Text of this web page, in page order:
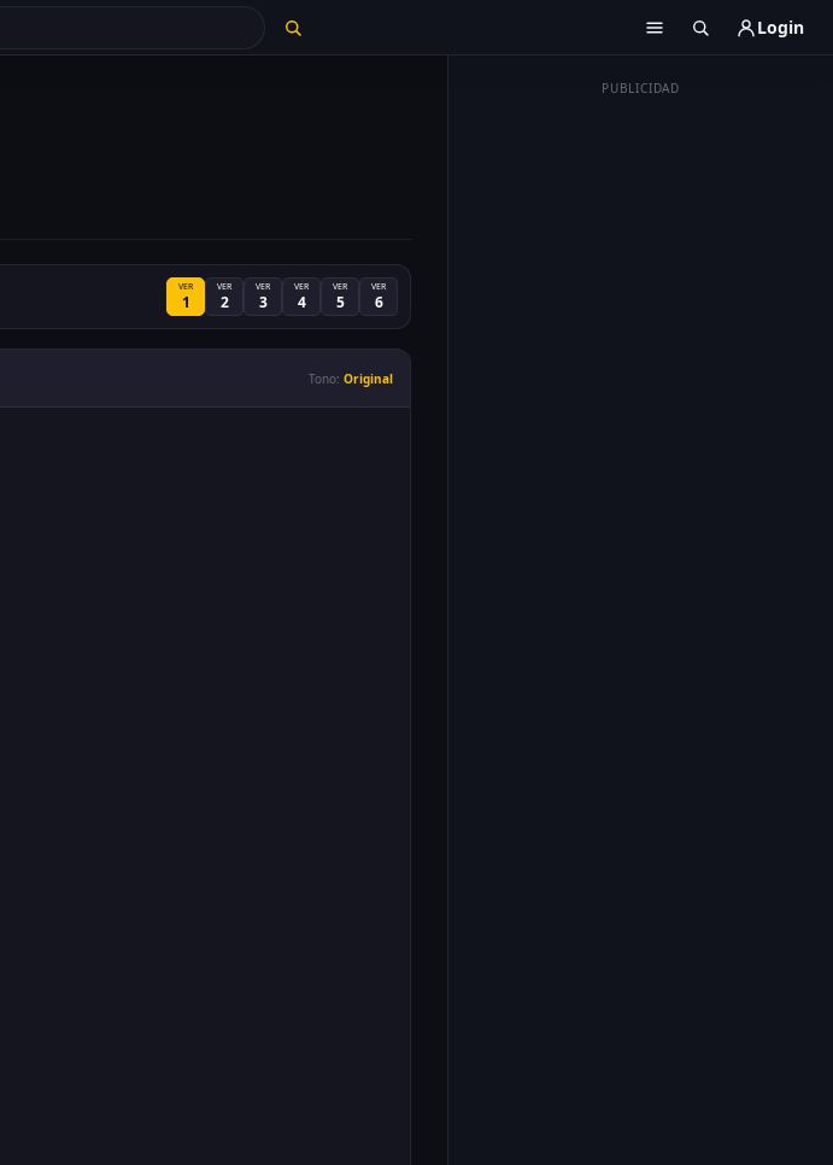
Login
PUBLICIDAD
VER
1
VER
2
VER
3
VER
4
VER
5
VER
6
Tono: Original